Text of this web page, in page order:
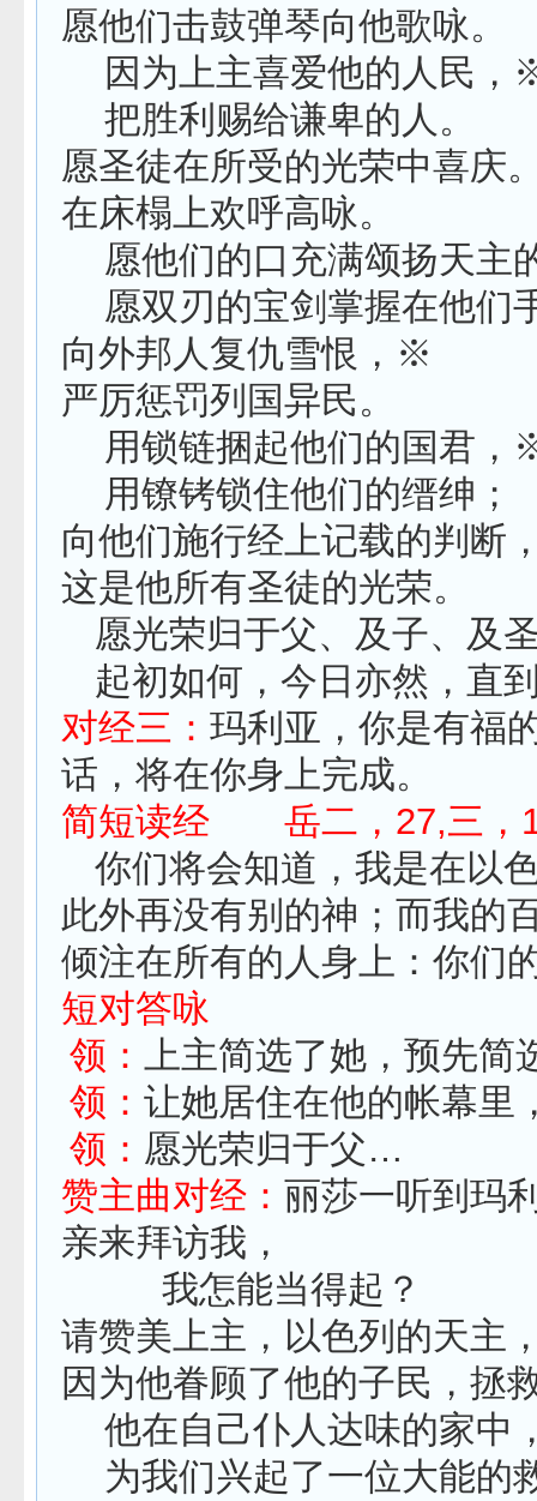
愿他们击鼓弹琴向他歌咏。
因为上主喜爱他的人民，
把胜利赐给谦卑的人。
愿圣徒在所受的光荣中喜庆
在床榻上欢呼高咏。
愿他们的口充满颂扬天主
愿双刃的宝剑掌握在他们
向外邦人复仇雪恨，※
严厉惩罚列国异民。
用锁链捆起他们的国君，
用镣铐锁住他们的缙绅；
向他们施行经上记载的判断
这是他所有圣徒的光荣。
愿光荣归于父、及子、及
起初如何，今日亦然，直
对经三： 玛利亚，你是有福
话，将在你身上完成。
简短读经 岳二，27,三，
你们将会知道，我是在以
此外再没有别的神；而我的
倾注在所有的人身上：你们
短对答咏
领：
上主简选了她，预先
领： 让她居住在他的帐
领： 愿光荣归于
赞主曲对经： 丽莎一听到玛
亲来拜访我，
我怎能当得起？
请赞美上主，以色列的天主
因为他眷顾了他的子民，拯
他在自己仆人达味的家中
为我们兴起了一位大能的